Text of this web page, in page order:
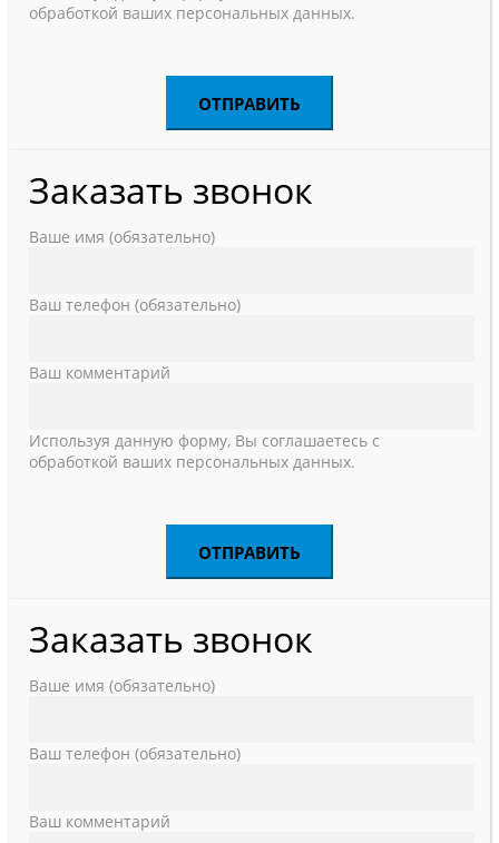
обработкой ваших персональных данных.
Заказать звонок
Ваше имя (обязательно)
Ваш телефон (обязательно)
Ваш комментарий
Используя данную форму, Вы соглашаетесь с
обработкой ваших персональных данных.
Заказать звонок
Ваше имя (обязательно)
Ваш телефон (обязательно)
Ваш комментарий